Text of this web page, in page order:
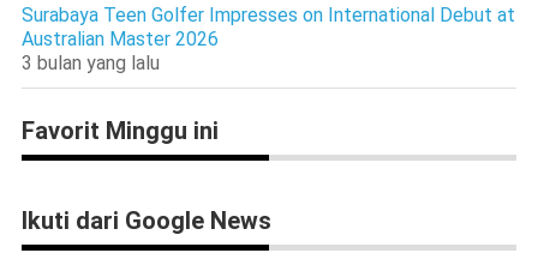
Surabaya Teen Golfer Impresses on International Debut at
Australian Master 2026
3 bulan yang lalu
Favorit Minggu ini
Ikuti dari Google News